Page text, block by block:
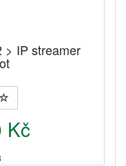
> IP streamer
Kč